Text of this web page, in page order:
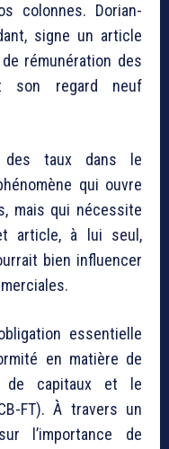
colonnes. Dorian-
signe un article
rémunération des
son regard neuf
taux dans le
qui ouvre
mais qui nécessite
article, à lui seul,
bien influencer
essentielle
en matière de
de capitaux et le
FT). À travers un
l’importance de